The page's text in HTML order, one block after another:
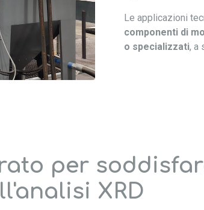
Le applicazioni
componenti di
o specializzati, a
per
XRD